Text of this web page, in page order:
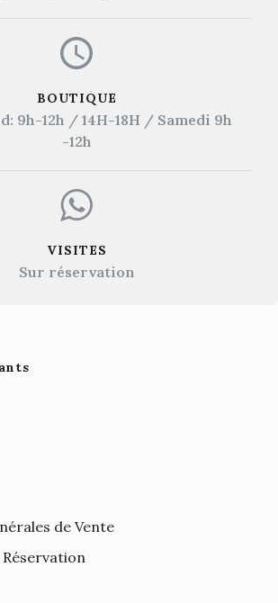
BOUTIQUE
9h-12h / 14H-18H / Samedi 9h
-12h
VISITES
Sur réservation
de Vente